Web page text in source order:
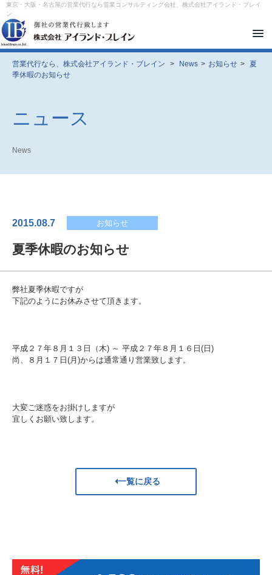
東京・大阪・名古屋の営業代行なら営業コンサルティング会社、株式会社アイランド・ブレイ
ン
メ
ュ
営業代行なら、株式会社アイランド・ブレイン > News > お知らせ >
夏
季休暇のお知らせ
ニュース
News
2015.08.7 お知らせ
夏季休暇のお知らせ
弊社夏季休暇ですが
下記のようにお休みさせて頂きます。
平成２７年８月１３日（木) ～ 平成２７年８月１６日(日)
尚、８月１７日(月)からは通常通り営業致します。
大変ご迷惑をお掛けしますが
宜しくお願い致します。
一覧に戻る